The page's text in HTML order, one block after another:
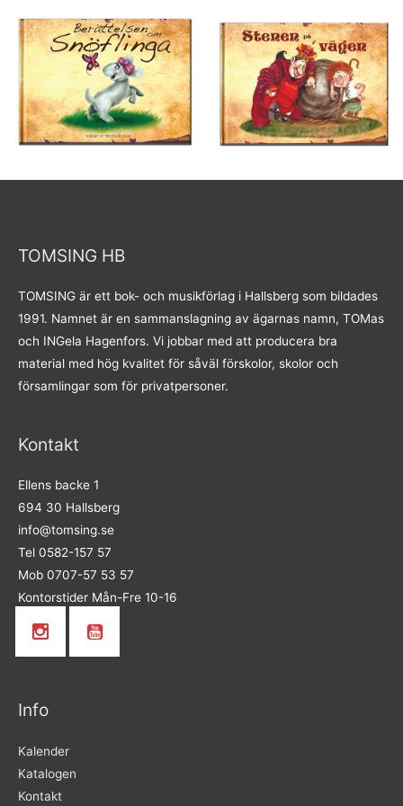
TOMSING HB
TOMSING är ett bok- och musikförlag i Hallsberg som bildades
1991. Namnet är en sammanslagning av ägarnas namn, TOMas
och INGela Hagenfors. Vi jobbar med att producera bra
material med hög kvalitet för såväl förskolor, skolor och
församlingar som för privatpersoner.
Kontakt
Ellens backe 1
694 30 Hallsberg
info@tomsing.se
Tel 0582-157 57
Mob 0707-57 53 57
Kontorstider Mån-Fre 10-16
Info
Kalender
Katalogen
Kontakt